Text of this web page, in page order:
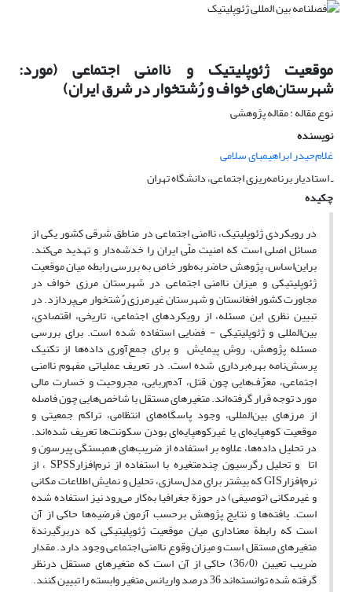
موقعیت ژئوپلیتیک و ناامنی اجتماعی (مورد:
شهرستان‌های خواف و رُشتخوار در شرق ‌ایران)
نوع مقاله : مقاله پژوهشی
نویسنده
غلام‌حیدر ابراهیمبای سلامی
ـ استادیار برنامه‌ریزی اجتماعی، دانشگاه تهران
چکیده
در رویکردی ژئوپلیتیک، ناامنی اجتماعی در مناطق شرقی کشور یکی از
مسائل اصلی است که امنیت ملّی ایران را خدشه‌دار و تهدید می‌کند.
براین‌اساس، پژوهش حاضر به‌طور خاص به بررسی رابطه میان موقعیت
ژئوپلیتیکی و میزان ناامنی اجتماعی در شهرستان مرزی خواف در
مجاورت کشور افغانستان و شهرستان غیر‌مرزی رُشتخوار می‌پردازد. در
تبیین نظری این مسئله، از رویکردهای اجتماعی، تاریخی، اقتصادی،
بین‌المللی و ژئوپلیتیکی ‌- فضایی استفاده شده است. برای بررسی
مسئله پژوهش، روش پیمایش و برای جمع‌آوری داده‌ها از تکنیک
پرسش‌نامه بهره‌برداری شده است. در تعریف عملیاتی مفهوم ناامنی
اجتماعی، معرِّف‌هایی چون قتل، آدم‌ربایی، مجروحیت و خسارت مالی
مورد توجه قرار گرفته‌اند. متغیرهای مستقل با شاخص‌هایی چون فاصله
از مرزهای بین‌المللی، وجود پاسگاه‌های انتظامی، تراکم جمعیتی و
موقعیت کوهپایه‌ای یا غیر‌کوهپایه‌ای بودن سکونت‌ها تعریف شده‌اند.
در تحلیل داده‌ها، علاوه بر استفاده از ضریب‌های همبستگی پیرسون و
اتا و تحلیل رگرسیون چند‌متغیره با استفاده از نرم‌افزارSPSS ، از
نرم‌افزارGIS که بیشتر برای مدل‌سازی، تحلیل و نمایش اطلاعات مکانی
و غیر‌مکانی (توصیفی) در حوزة جغرافیا به‌کار می‌رود نیز استفاده شده
است. یافته‌ها و نتایج پژوهش برحسب آزمون فرضیه‌ها حاکی از آن
است که رابطة معناداری میان موقعیت ژئوپلیتیکی که دربرگیرندة
متغیرهای مستقل است و میزان وقوع ناامنی اجتماعی وجود دارد. مقدار
ضریب تعیین (36/0) حاکی از آن است که متغیرهای مستقل درنظر
گرفته شده توانسته‌اند 36 درصد واریانس متغیر وابسته را تبیین کنند.